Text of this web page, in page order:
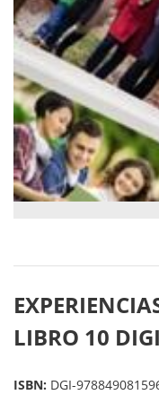
LIBRO 10
ISBN: DGI-